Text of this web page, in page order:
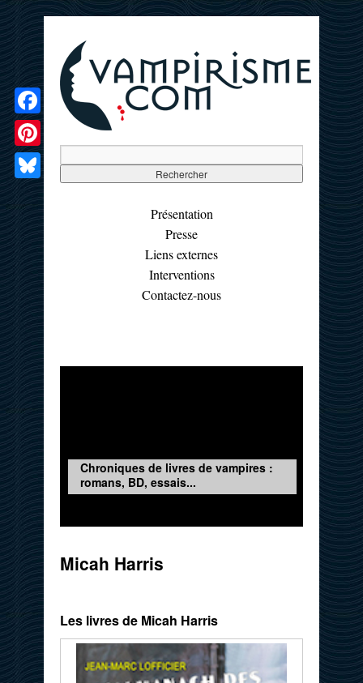
Présentation
Presse
Liens externes
Interventions
Contactez-nous
Chroniques de livres de vampires :
romans, BD, essais...
Micah Harris
Les livres de Micah Harris
Facebook
Pinterest
Bluesky